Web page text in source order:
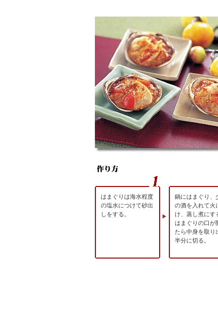
はまぐりは海水程度
の塩水につけて砂出
しをする。
鍋にはまぐり、
の酒を入れて火
け、蒸し煮にす
はまぐりの口が
たら中身を取り
半分に切る。